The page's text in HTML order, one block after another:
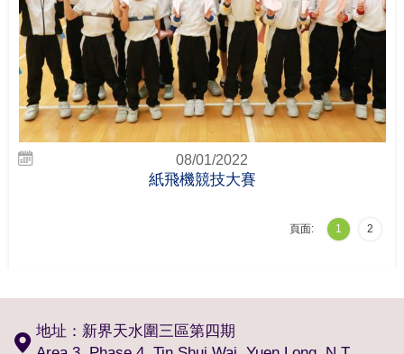
08/01/2022
紙飛機競技大賽
頁面: 1 2
地址：新界天水圍三區第四期